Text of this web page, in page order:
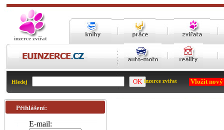
inzerce zvířat
Hledej inzerce zvířat Vložit
Přihlášení:
E-mail: